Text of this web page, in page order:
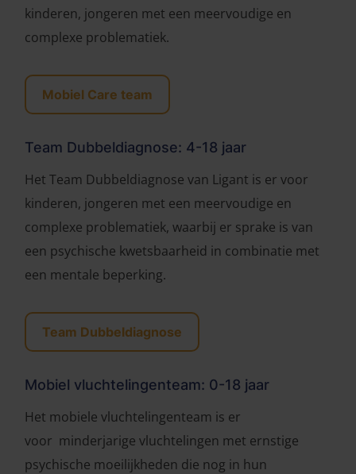
kinderen, jongeren met een meervoudige en
complexe problematiek.
Mobiel Care team
Team Dubbeldiagnose: 4-18 jaar
Het Team Dubbeldiagnose van Ligant is er voor
kinderen, jongeren met een meervoudige en
complexe problematiek, waarbij er sprake is van
een psychische kwetsbaarheid in combinatie met
een mentale beperking.
Team Dubbeldiagnose
Mobiel vluchtelingenteam: 0-18 jaar
Het mobiele vluchtelingenteam is er
voor minderjarige vluchtelingen met ernstige
psychische moeilijkheden die nog in hun